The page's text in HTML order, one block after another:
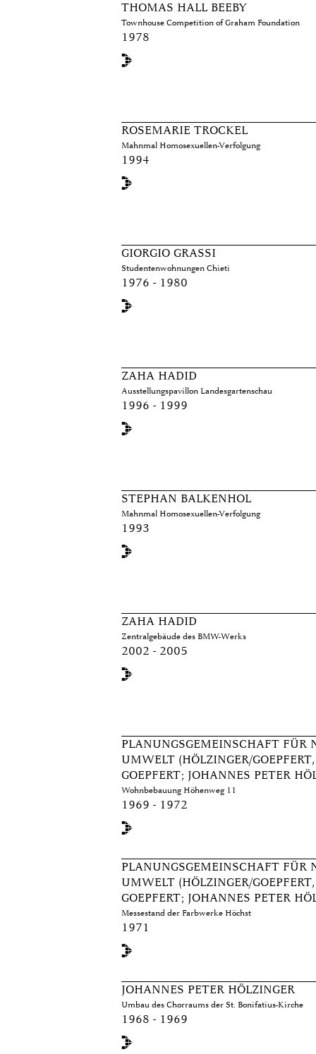
THOMAS HALL BEEBY
Townhouse Competition of Graham Foundation
1978
ROSEMARIE TROCKEL
Mahnmal Homosexuellen-Verfolgung
1994
GIORGIO GRASSI
Studentenwohnungen Chieti
1976 - 1980
ZAHA HADID
Ausstellungspavillon Landesgartenschau
1996 - 1999
STEPHAN BALKENHOL
Mahnmal Homosexuellen-Verfolgung
1993
ZAHA HADID
Zentralgebäude des BMW-Werks
2002 - 2005
PLANUNGSGEMEINSCHAFT FÜR
UMWELT (HÖLZINGER/
GOEPFERT; JOHANNES PETER
Wohnbebauung Höhenweg 11
1969 - 1972
PLANUNGSGEMEINSCHAFT FÜR
UMWELT (HÖLZINGER/
GOEPFERT; JOHANNES PETER
Messestand der Farbwerke Höchst
1971
JOHANNES PETER HÖLZINGER
Umbau des Chorraums der St. Bonifatius-Kirche
1968 - 1969